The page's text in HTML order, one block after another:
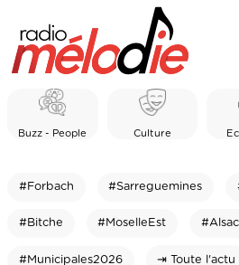
Buzz - People Culture
#Forbach #Sarreguemines
#Bitche #MoselleEst
#Municipales2026 ⇥ Toute l'actu